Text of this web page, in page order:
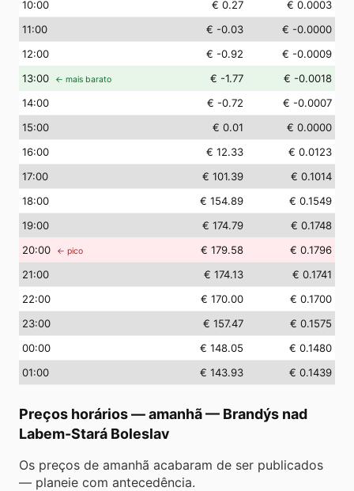
10:00 € 0.27
€ 0.0003
11:00 € -0.03
€ -0.0000
12:00 € -0.92
€ -0.0009
13:00 ← mais barato € -1.77
€ -0.0018
14:00 € -0.72
€ -0.0007
15:00 € 0.01
€ 0.0000
16:00 € 12.33
€ 0.0123
17:00 € 101.39
€ 0.1014
18:00 € 154.89
€ 0.1549
19:00 € 174.79
€ 0.1748
20:00 ← pico € 179.58
€ 0.1796
21:00 € 174.13
€ 0.1741
22:00 € 170.00
€ 0.1700
23:00 € 157.47
€ 0.1575
00:00 € 148.05
€ 0.1480
01:00 € 143.93 € 0.1439
Preços horários — amanhã— Brandýs nad
Labem-Stará Boleslav
Os preços de amanhã acabaram de ser publicados
— planeie com antecedência.